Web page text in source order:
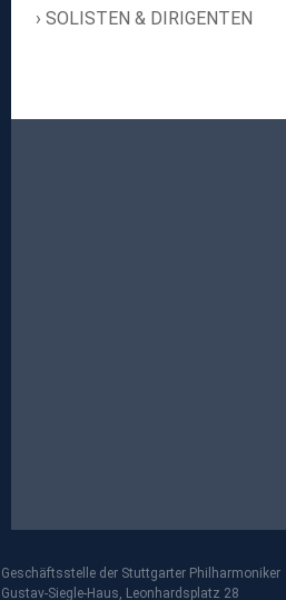
SOLISTEN & DIRIGENTEN
Geschäftsstelle der Stuttgarter Philharmoniker
Gustav-Siegle-Haus, Leonhardsplatz 28